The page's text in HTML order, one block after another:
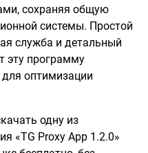
сохраняя общую
системы. Простой
служба и детальный
эту программу
оптимизации
одну из
«TG Proxy App 1.2.0»